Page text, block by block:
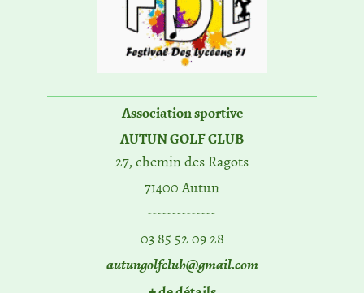
Association sportive
AUTUN GOLF CLUB
27, chemin des Ragots
71400 Autun
--------------
03 85 52 09 28
autungolfclub@gmail.com